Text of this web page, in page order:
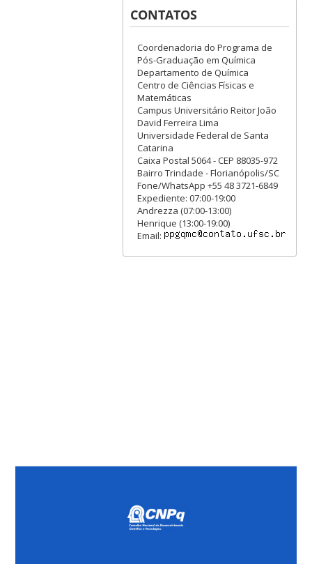
CONTATOS
Coordenadoria do Programa de
Pós-Graduação em Química
Departamento de Química
Centro de Ciências Físicas e
Matemáticas
Campus Universitário Reitor João
David Ferreira Lima
Universidade Federal de Santa
Catarina
Caixa Postal 5064 - CEP 88035-972
Bairro Trindade - Florianópolis/SC
Fone/WhatsApp +55 48 3721-6849
Expediente: 07:00-19:00
Andrezza (07:00-13:00)
Henrique (13:00-19:00)
Email: